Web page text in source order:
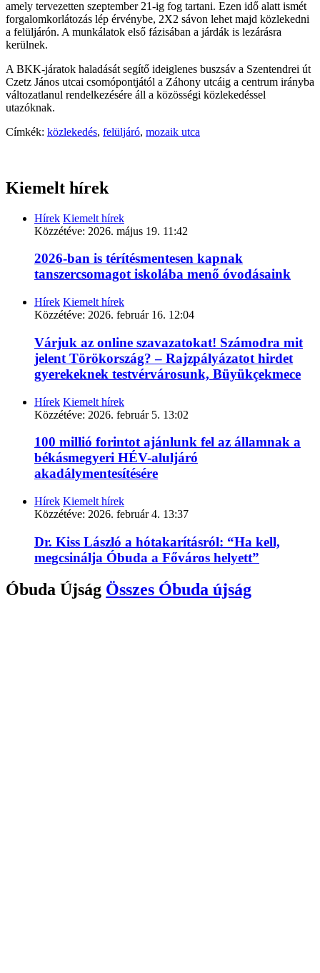
amely tervezetten szeptember 21-ig fog tartani. Ezen idő alatt ismét
forgalomkorlátozás lép érvénybe, 2X2 sávon lehet majd közlekedni
a felüljárón. A munkálatok első fázisában a járdák is lezárásra
kerülnek.
A BKK-járatok haladását segítő ideiglenes buszsáv a Szentendrei út
Czetz János utcai csomópontjától a Záhony utcáig a centrum irányba
változatlanul rendelkezésére áll a közösségi közlekedéssel
utazóknak.
Címkék: közlekedés, felüljáró, mozaik utca
Kiemelt hírek
Hírek Kiemelt hírek
Közzétéve: 2026. május 19. 11:42
2026-ban is térítésmentesen kapnak
tanszercsomagot iskolába menő óvodásaink
Hírek Kiemelt hírek
Közzétéve: 2026. február 16. 12:04
Várjuk az online szavazatokat! Számodra mit
jelent Törökország? – Rajzpályázatot hirdet
gyerekeknek testvérvárosunk, Büyükçekmece
Hírek Kiemelt hírek
Közzétéve: 2026. február 5. 13:02
100 millió forintot ajánlunk fel az államnak a
békásmegyeri HÉV-aluljáró
akadálymentesítésére
Hírek Kiemelt hírek
Közzétéve: 2026. február 4. 13:37
Dr. Kiss László a hótakarításról: “Ha kell,
megcsinálja Óbuda a Főváros helyett”
Óbuda Újság Összes Óbuda újság